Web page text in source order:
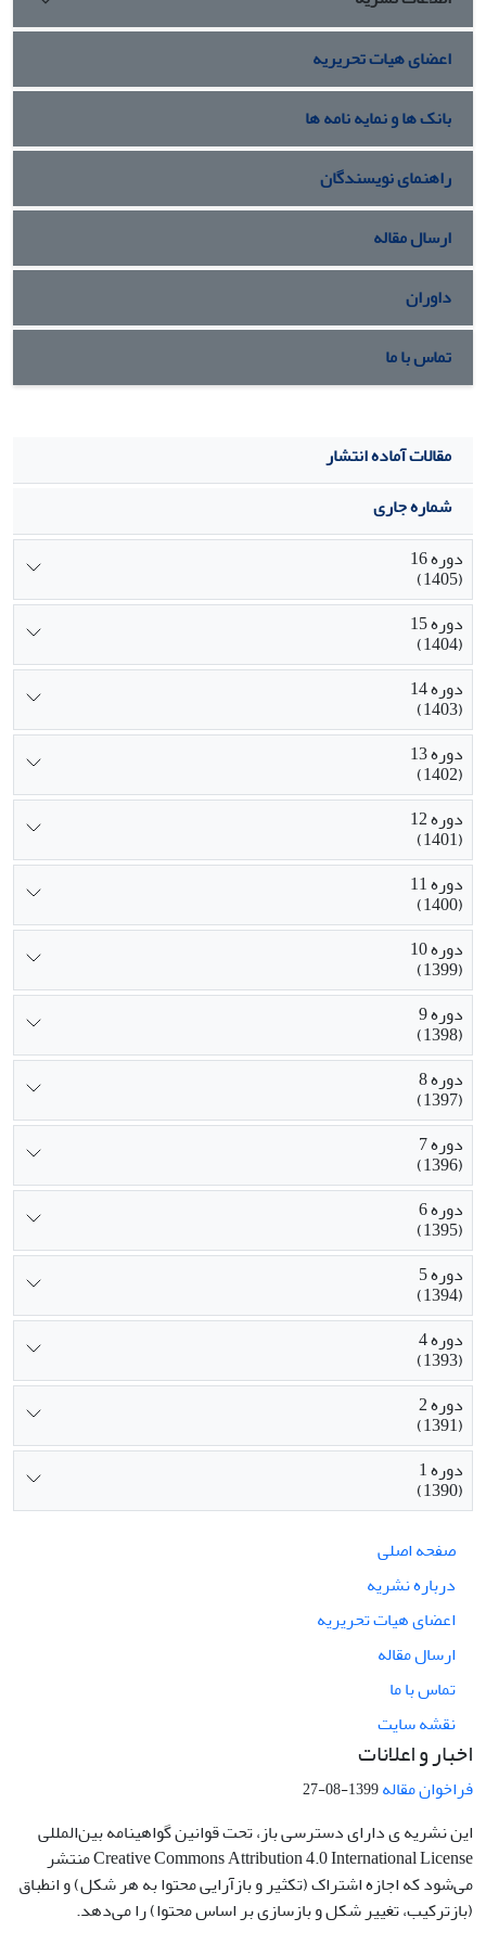
اعضای هیات تحریریه
بانک ها و نمایه نامه ها
راهنمای نویسندگان
ارسال مقاله
داوران
تماس با ما
مقالات آماده انتشار
شماره جاری
دوره 16
(1405)
دوره 15
(1404)
دوره 14
(1403)
دوره 13
(1402)
دوره 12
(1401)
دوره 11
(1400)
دوره 10
(1399)
دوره 9
(1398)
دوره 8
(1397)
دوره 7
(1396)
دوره 6
(1395)
دوره 5
(1394)
دوره 4
(1393)
دوره 2
(1391)
دوره 1
(1390)
صفحه اصلی
درباره نشریه
اعضای هیات تحریریه
ارسال مقاله
تماس با ما
نقشه سایت
اخبار و اعلانات
فراخوان مقاله1399-08-27
این نشریه ی دارای دسترسی باز، تحت قوانین گواهینامه بین‌المللی
Creative Commons Attribution 4.0 International License منتشر
می‌شود که اجازه اشتراک (تکثیر و بازآرایی محتوا به هر شکل) و انطباق
(بازترکیب، تغییر شکل و بازسازی بر اساس محتوا) را می‌دهد.